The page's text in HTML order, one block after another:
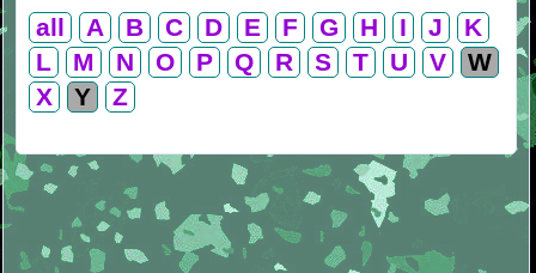
all A B C D E F G H I J
K
L
M N O P Q R S T U V
W
X
Y Z